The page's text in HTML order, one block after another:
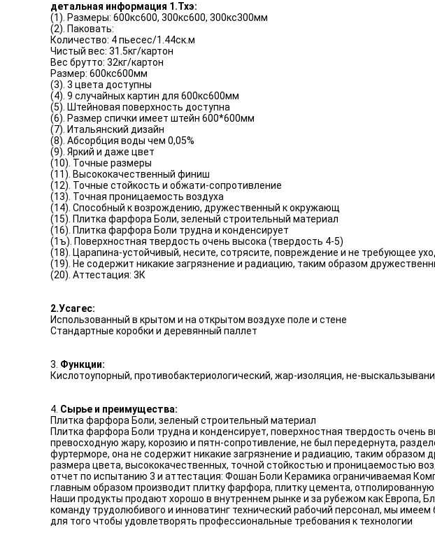
детальная информация 1.Тхэ:
(1). Размеры: 600кс600, 300кс600, 300кс300мм
(2). Паковать:
Количество: 4 пьесес/1.44ск.м
Чистый вес: 31.5кг/картон
Вес брутто: 32кг/картон
Размер: 600кс600мм
(3). 3 цвета доступны
(4). 9 случайных картин для 600кс600мм
(5). Штейновая поверхность доступна
(6). Размер спички имеет штейн 600*600мм
(7). Итальянский дизайн
(8). Абсорбция воды чем 0,05%
(9). Яркий и даже цвет
(10). Точные размеры
(11). Высококачественный финиш
(12). Точные стойкость и обжати-сопротивление
(13). Точная проницаемость воздуха
(14). Способный к возрождению, дружественный к окружающ
(15). Плитка фарфора Боли, зеленый строительный материал
(16). Плитка фарфора Боли трудна и конденсирует
(1ъ). Поверхностная твердость очень высока (твердость 4-5)
(18). Царапина-устойчивый, несите, сотрясите, повреждение и не требующее
(19). Не содержит никакие загрязнение и радиацию, таким образом
(20). Аттестация: 3К
2.Усагес:
Использованный в крытом и на открытом воздухе поле и стене
Стандартные коробки и деревянный паллет
3. Функции:
Кислотоупорный, противобактериологический, жар-изоляция, не-
4. Сырье и преимущества:
Плитка фарфора Боли, зеленый строительный материал
Плитка фарфора Боли трудна и конденсирует, поверхностная твердость
превосходную жару, корозию и пятн-сопротивление, не был передернута,
фуртерморе, она не содержит никакие загрязнение и радиацию, таким
размера цвета, высококачественных, точной стойкостью и проницаемостью
отчет по испытанию 3 и аттестация: Фошан Боли Керамика ограничиваемая
главным образом производит плитку фарфора, плитку цемента, отполированную
Наши продукты продают хорошо в внутреннем рынке и за рубежом как Европа,
команду трудолюбивого и инноватинг технический рабочий персонал, мы
для того чтобы удовлетворять профессиональные требования к технологии